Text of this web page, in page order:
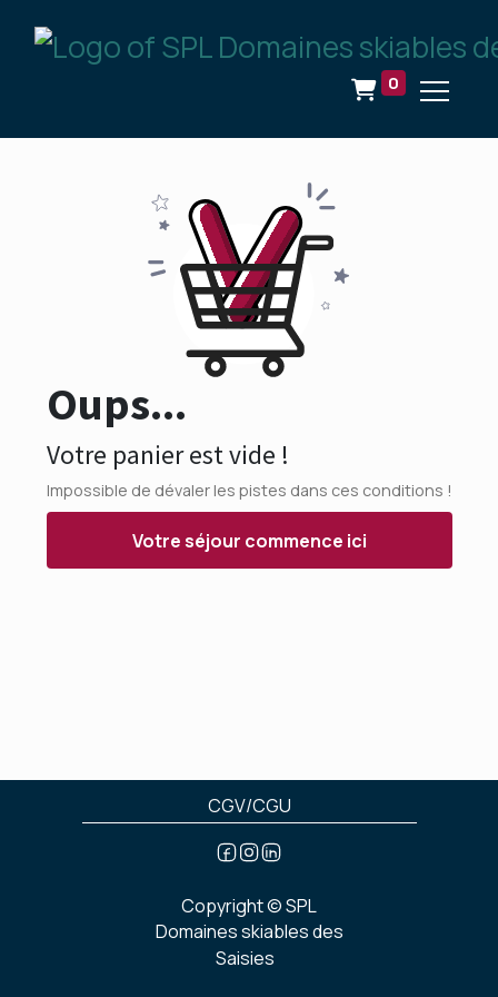
0
Oups...
Votre panier est vide !
Impossible de dévaler les pistes dans ces conditions !
Votre séjour commence ici
Copyright ©SPL
Domaines skiables des
Saisies
CGV/CGU